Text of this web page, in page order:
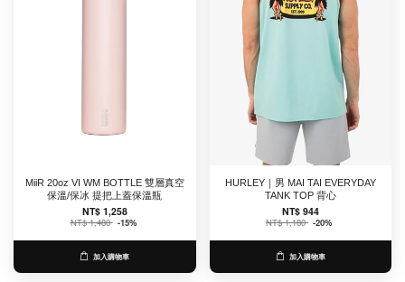
MiiR 20oz VI WM BOTTLE 雙層真空
保溫/保冰 提把上蓋保溫瓶
NT$ 1,258
NT$ 1,480 -15%
加入購物車
HURLEY｜男 MAI TAI EVERYDAY
TANK TOP 背心
NT$ 944
NT$ 1,180 -20%
加入購物車